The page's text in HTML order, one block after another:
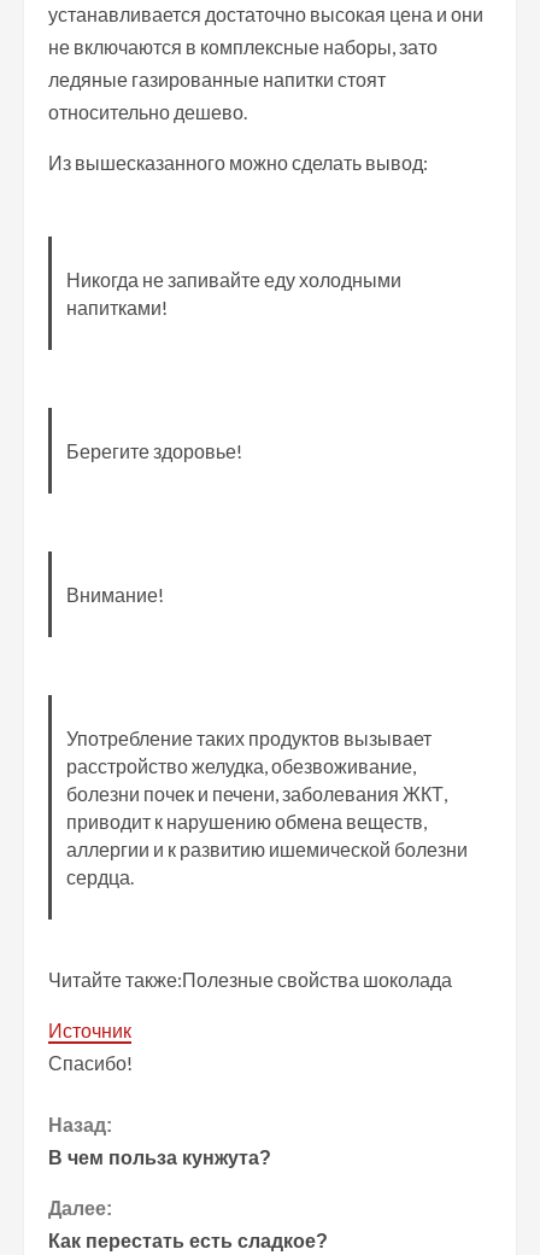
устанавливается достаточно высокая цена и они
не включаются в комплексные наборы, зато
ледяные газированные напитки стоят
относительно дешево.
Из вышесказанного можно сделать вывод:
Никогда не запивайте еду холодными
напитками!
Берегите здоровье!
Внимание!
Употребление таких продуктов вызывает
расстройство желудка, обезвоживание,
болезни почек и печени, заболевания ЖКТ,
приводит к нарушению обмена веществ,
аллергии и к развитию ишемической болезни
сердца.
Читайте также:Полезные свойства шоколада
Источник
Спасибо!
П
о
Назад:
В чем польза кунжута?
Далее:
Как перестать есть сладкое?